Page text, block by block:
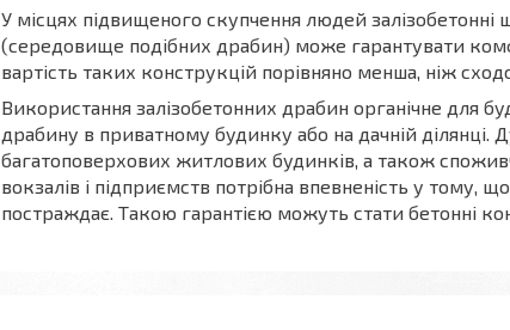
У місцях підвищеного скупчення людей
(середовище подібних драбин) може гарантувати
вартість таких конструкцій порівняно менша, ніж
Використання залізобетонних драбин органічне для
драбину в приватному будинку або на дачній ділянці.
багатоповерхових житлових будинків, а також
вокзалів і підприємств потрібна впевненість у тому,
постраждає. Такою гарантією можуть стати бетонні